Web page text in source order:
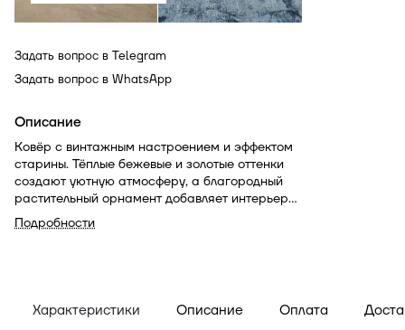
Задать вопрос в Telegram
Задать вопрос в WhatsApp
Описание
Ковёр с винтажным настроением и эффектом
старины. Тёплые бежевые и золотые оттенки
создают уютную атмосферу, а благородный
растительный орнамент добавляет интерьеру
глубины и характера. Это вещь с историей,
рассказанной в современном прочтении.
Подробности
Характеристики Описание Оплата